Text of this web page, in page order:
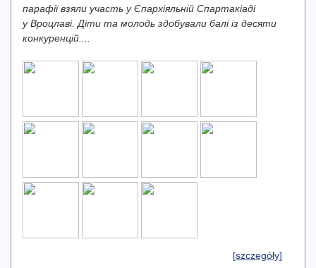
парафії взяли участь у Єпархіяльній Спартакіаді
у Вроцлаві. Діти та молодь здобували балі із десяти
конкуренцій....
[szczegóły]